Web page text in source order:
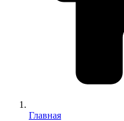
Главная